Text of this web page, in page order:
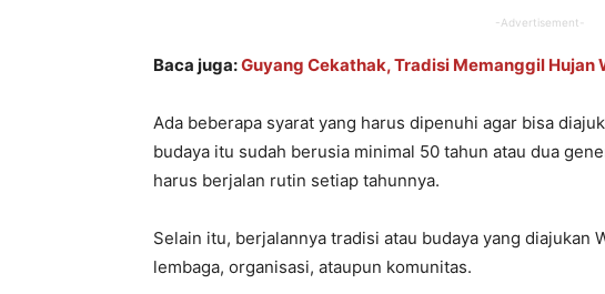
-Advertisement-
Baca juga:Guyang Cekathak, Tradisi Memanggil Hujan
Ada beberapa syarat yang harus dipenuhi agar bisa
budaya itu sudah berusia minimal 50 tahun atau dua
harus berjalan rutin setiap tahunnya.
Selain itu, berjalannya tradisi atau budaya yang diajukan
lembaga, organisasi, ataupun komunitas.